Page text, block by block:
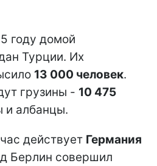
году домой
Турции. Их
13 000 человек.
грузины - 10 475
и албанцы.
действует Германия
Берлин совершил